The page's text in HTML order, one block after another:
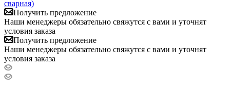
сварная)
Получить предложение
Наши менеджеры обязательно свяжутся с вами и уточнят
условия заказа
Получить предложение
Наши менеджеры обязательно свяжутся с вами и уточнят
условия заказа